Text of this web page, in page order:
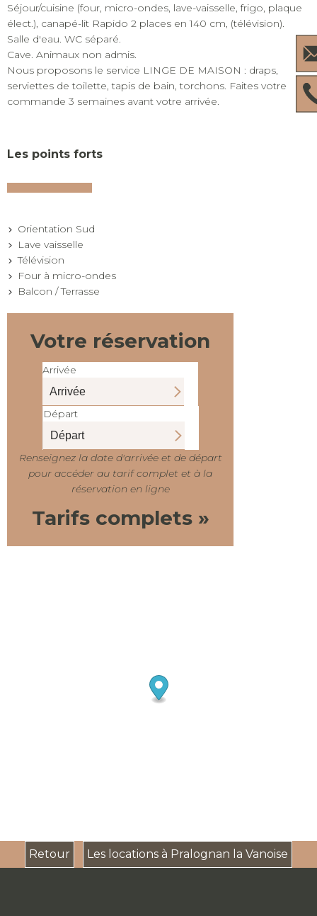
Séjour/cuisine (four, micro-ondes, lave-vaisselle, frigo, plaque
élect.), canapé-lit Rapido 2 places en 140 cm, (télévision).
Salle d'eau. WC séparé.
Cave. Animaux non admis.
Nous proposons le service LINGE DE MAISON : draps,
serviettes de toilette, tapis de bain, torchons. Faites votre
commande 3 semaines avant votre arrivée.
Les points forts
Orientation Sud
Lave vaisselle
Télévision
Four à micro-ondes
Balcon / Terrasse
Votre réservation
Arrivée
Départ
Renseignez la date d'arrivée et de départ
pour accéder au tarif complet et à la
réservation en ligne
Tarifs complets
Retour Les locations à Pralognan la Vanoise